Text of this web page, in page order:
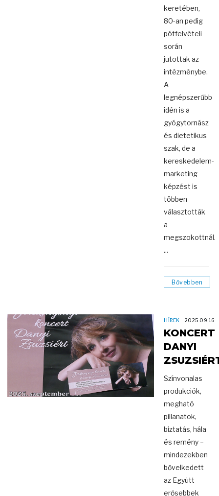
keretében,
80-an pedig
pótfelvételi
során
jutottak az
intézménybe.
A
legnépszerűbb
idén is a
gyógytornász
és dietetikus
szak, de a
kereskedelem-
marketing
képzést is
többen
választották
a
megszokottnál.
...
Bővebben
HÍREK 2025.09.16
KONCERT
DANYI
Színvonalas
produkciók,
megható
pillanatok,
biztatás, hála
és remény –
mindezekben
bővelkedett
az Együtt
erősebbek